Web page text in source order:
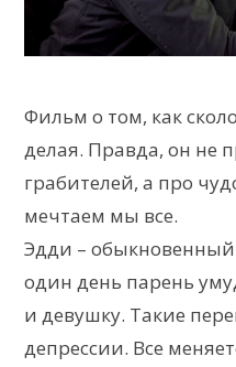
Фильм о том, как
делая. Правда, он не
грабителей, а про
мечтаем мы все.
Эдди –
один день парень
и девушку. Такие
депрессии. Все